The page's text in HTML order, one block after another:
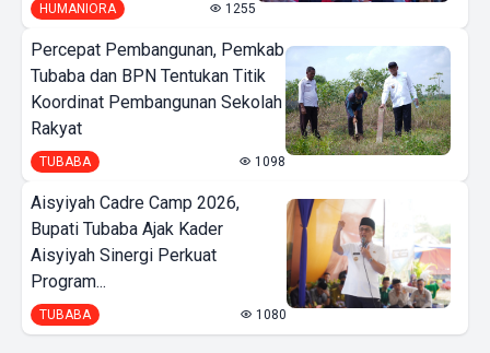
HUMANIORA 1255
Percepat Pembangunan, Pemkab
Tubaba dan BPN Tentukan Titik
Koordinat Pembangunan Sekolah
Rakyat
TUBABA 1098
Aisyiyah Cadre Camp 2026,
Bupati Tubaba Ajak Kader
Aisyiyah Sinergi Perkuat
Program...
TUBABA 1080